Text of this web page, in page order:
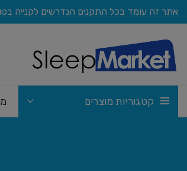
אתר זה עומד בכל התקנים הנדרשים לקנייה
קטגוריות מוצרים